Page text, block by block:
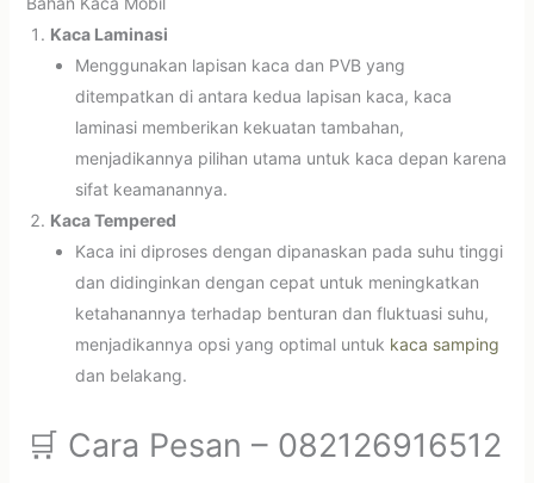
Kaca Laminasi
Menggunakan lapisan kaca dan PVB yang
ditempatkan di antara kedua lapisan kaca, kaca
laminasi memberikan kekuatan tambahan,
menjadikannya pilihan utama untuk kaca depan karena
sifat keamanannya.
Kaca Tempered
Kaca ini diproses dengan dipanaskan pada suhu tinggi
dan didinginkan dengan cepat untuk meningkatkan
ketahanannya terhadap benturan dan fluktuasi suhu,
menjadikannya opsi yang optimal untuk kaca samping
dan belakang.
🛒 Cara Pesan – 082126916512